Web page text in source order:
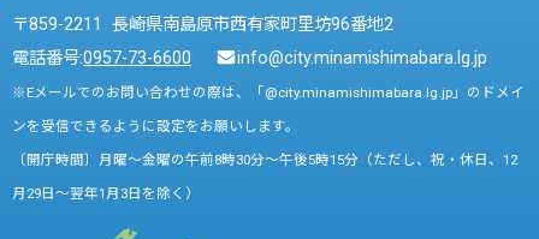
〒859-2211 長崎県南島原市西有家町里坊96番地2
電話番号:0957-73-6600 info@city.minamishimabara.lg.jp
※Eメールでのお問い合わせの際は、「@city.minamishimabara.lg.jp」のドメイ
ンを受信できるように設定をお願いします。
〔開庁時間〕月曜～金曜の午前8時30分～午後5時15分（ただし、祝・休日、12
月29日～翌年1月3日を除く）